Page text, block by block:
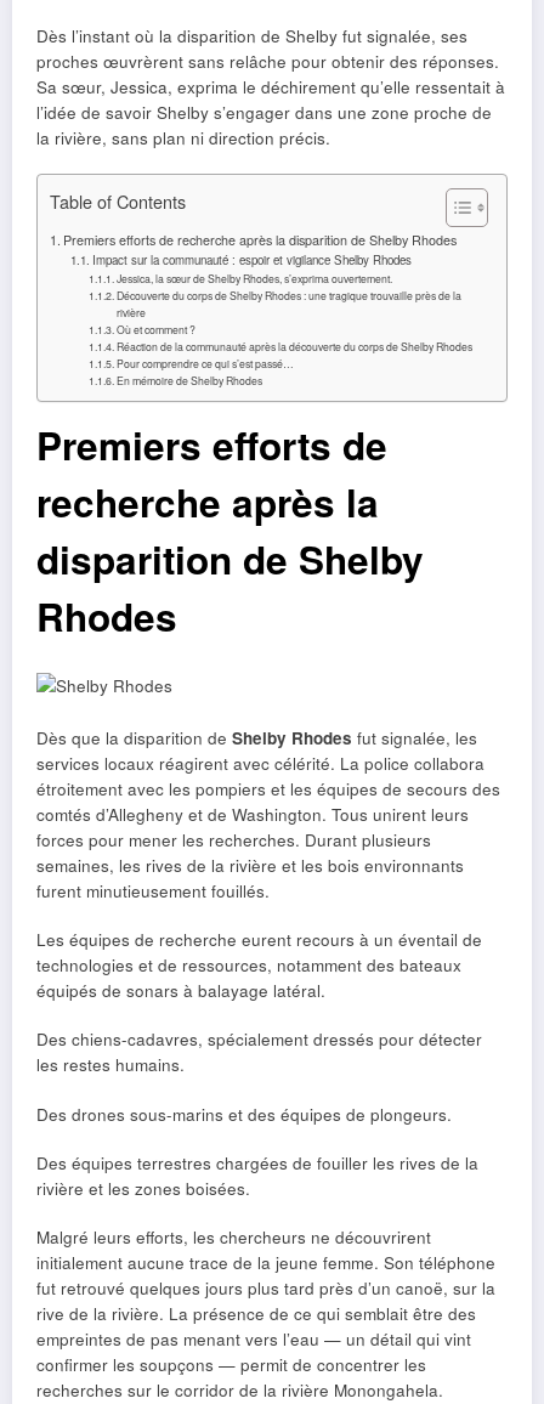
Dès l’instant où la disparition de Shelby fut signalée, ses
proches œuvrèrent sans relâche pour obtenir des réponses.
Sa sœur, Jessica, exprima le déchirement qu’elle ressentait à
l’idée de savoir Shelby s’engager dans une zone proche de
la rivière, sans plan ni direction précis.
Table of Contents
Premiers efforts de recherche après la disparition de Shelby Rhodes
Impact sur la communauté : espoir et vigilance Shelby Rhodes
Jessica, la sœur de Shelby Rhodes, s’exprima ouvertement.
Découverte du corps de Shelby Rhodes : une tragique trouvaille près de la
rivière
Où et comment ?
Réaction de la communauté après la découverte du corps de Shelby Rhodes
Pour comprendre ce qui s’est passé…
En mémoire de Shelby Rhodes
Premiers efforts de
recherche après la
disparition de Shelby
Rhodes
Dès que la disparition de Shelby Rhodes fut signalée, les
services locaux réagirent avec célérité. La police collabora
étroitement avec les pompiers et les équipes de secours des
comtés d’Allegheny et de Washington. Tous unirent leurs
forces pour mener les recherches. Durant plusieurs
semaines, les rives de la rivière et les bois environnants
furent minutieusement fouillés.
Les équipes de recherche eurent recours à un éventail de
technologies et de ressources, notamment des bateaux
équipés de sonars à balayage latéral.
Des chiens-cadavres, spécialement dressés pour détecter
les restes humains.
Des drones sous-marins et des équipes de plongeurs.
Des équipes terrestres chargées de fouiller les rives de la
rivière et les zones boisées.
Malgré leurs efforts, les chercheurs ne découvrirent
initialement aucune trace de la jeune femme. Son téléphone
fut retrouvé quelques jours plus tard près d’un canoë, sur la
rive de la rivière. La présence de ce qui semblait être des
empreintes de pas menant vers l’eau — un détail qui vint
confirmer les soupçons — permit de concentrer les
recherches sur le corridor de la rivière Monongahela.